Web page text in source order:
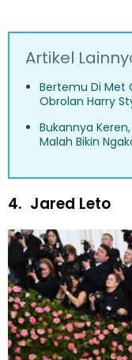
Artikel
Bertemu Di Met
Obrolan Harry
Bukannya
Malah Bikin
4. Jared Leto